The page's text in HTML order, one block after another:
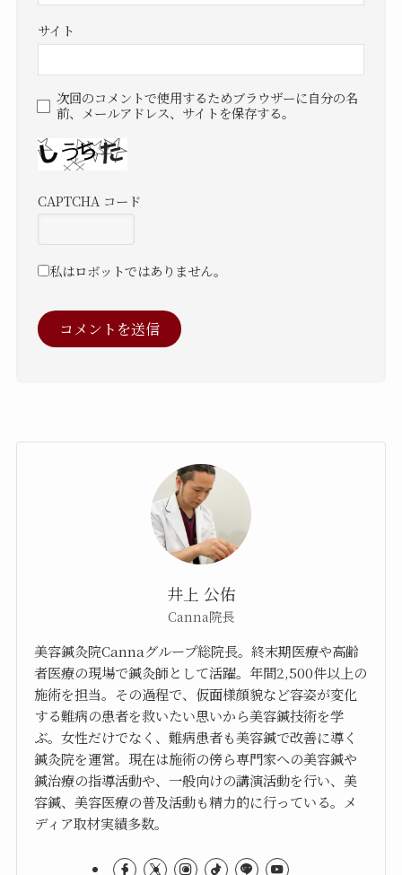
サイト
次回のコメントで使用するためブラウザーに自分の名
前、メールアドレス、サイトを保存する。
CAPTCHA コード
私はロボットではありません。
井上 公佑
Canna院長
美容鍼灸院Cannaグループ総院長。終末期医療や高齢
者医療の現場で鍼灸師として活躍。年間2,500件以上の
施術を担当。その過程で、仮面様顔貌など容姿が変化
する難病の患者を救いたい思いから美容鍼技術を学
ぶ。女性だけでなく、難病患者も美容鍼で改善に導く
鍼灸院を運営。現在は施術の傍ら専門家への美容鍼や
鍼治療の指導活動や、一般向けの講演活動を行い、美
容鍼、美容医療の普及活動も精力的に行っている。メ
ディア取材実績多数。